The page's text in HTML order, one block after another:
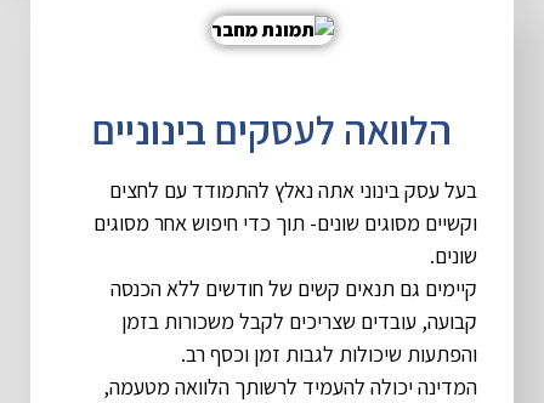
הלוואה לעסקים בינוניים
בעל עסק בינוני אתה נאלץ להתמודד עם לחצים
וקשיים מסוגים שונים- תוך כדי חיפוש אחר מסוגים
שונים.
קיימים גם תנאים קשים של חודשים ללא הכנסה
קבועה, עובדים שצריכים לקבל משכורות בזמן
והפתעות שיכולות לגבות זמן וכסף רב.
המדינה יכולה להעמיד לרשותך הלוואה מטעמה,